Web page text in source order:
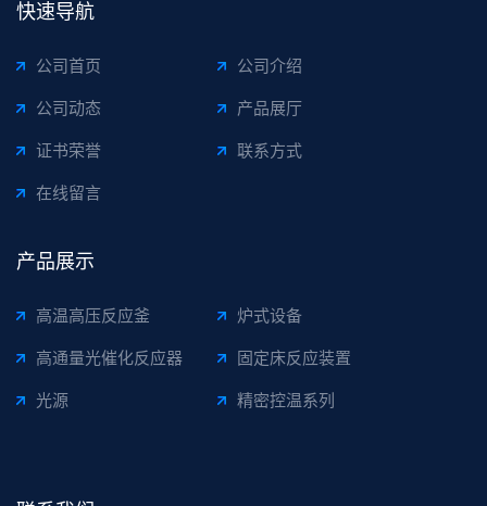
快速导航
公司首页 公司介绍
公司动态 产品展厅
证书荣誉 联系方式
在线留言
产品展示
高温高压反应釜 炉式设备
高通量光催化反应器 固定床反应装置
光源 精密控温系列